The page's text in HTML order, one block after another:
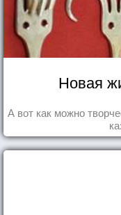
Новая
А вот как можно